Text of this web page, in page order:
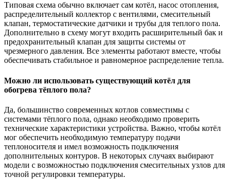
Типовая схема обычно включает сам котёл, насос отопления,
распределительный коллектор с вентилями, смесительный
клапан, термостатические датчики и трубы для теплого пола.
Дополнительно в схему могут входить расширительный бак и
предохранительный клапан для защиты системы от
чрезмерного давления. Все элементы работают вместе, чтобы
обеспечивать стабильное и равномерное распределение тепла.
Можно ли использовать существующий котёл для
обогрева тёплого пола?
Да, большинство современных котлов совместимы с
системами тёплого пола, однако необходимо проверить
технические характеристики устройства. Важно, чтобы котёл
мог обеспечить необходимую температуру подачи
теплоносителя и имел возможность подключения
дополнительных контуров. В некоторых случаях выбирают
модели с возможностью подключения смесительных узлов для
точной регулировки температуры.